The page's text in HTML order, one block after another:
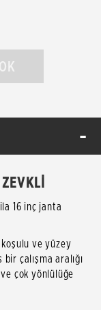
16 inç janta
koşulu ve yüzey
çalışma aralığı
çok yönlülüğe